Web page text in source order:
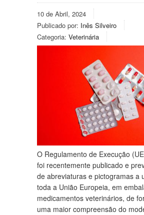
10 de Abril, 2024
Publicado por: Inês Silveiro
Categoria: Veterinária
O Regulamento de Execução
foi recentemente publicado e
de abreviaturas e pictogramas a
toda a União Europeia, em
medicamentos veterinários, de
uma maior compreensão do